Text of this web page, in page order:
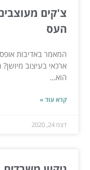
צ'קים
העס
המאמר באדיבות
ארכאי בעיצוב
הוא...
קרא עוד »
דצמ 24, 2020